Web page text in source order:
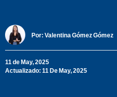
Por: Valentina Gómez Gómez
11 de May, 2025
Actualizado: 11 De May, 2025